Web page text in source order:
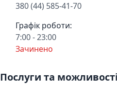
380 (44) 585-41-70
Графік роботи:
7:00 - 23:00
Зачинено
Послуги та можливості